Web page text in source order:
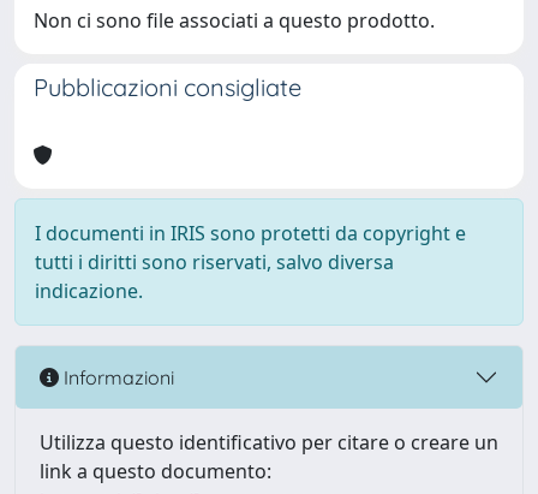
Non ci sono file associati a questo prodotto.
Pubblicazioni consigliate
I documenti in IRIS sono protetti da copyright e
tutti i diritti sono riservati, salvo diversa
indicazione.
Informazioni
Utilizza questo identificativo per citare o creare un
link a questo documento: